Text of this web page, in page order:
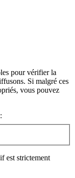
pour vérifier la
Si malgré ces
vous pouvez
est strictement